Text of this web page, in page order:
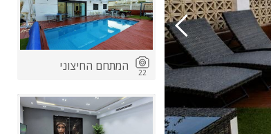
22 המתחם החיצוני